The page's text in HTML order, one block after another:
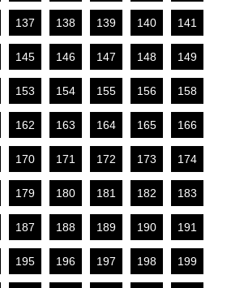
137 138 139 140 141
145 146 147 148 149
153 154 155 156 158
162 163 164 165 166
170 171 172 173 174
179 180 181 182 183
187 188 189 190 191
195 196 197 198 199